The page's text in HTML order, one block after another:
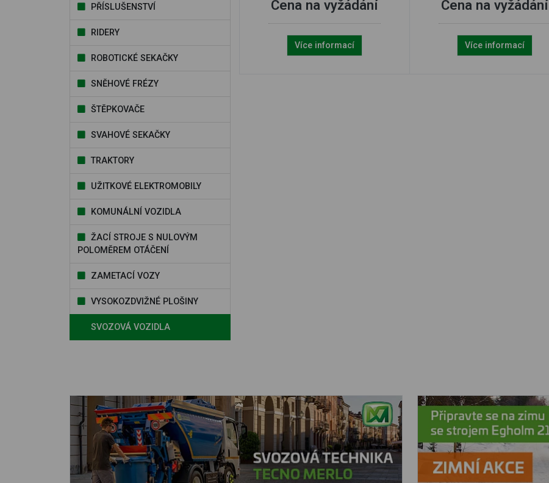
PŘÍSLUŠENSTVÍ
RIDERY
ROBOTICKÉ SEKAČKY
SNĚHOVÉ FRÉZY
ŠTĚPKOVAČE
SVAHOVÉ SEKAČKY
TRAKTORY
UŽITKOVÉ ELEKTROMOBILY
KOMUNÁLNÍ VOZIDLA
ŽACÍ STROJE S NULOVÝM
POLOMĚREM OTÁČENÍ
ZAMETACÍ VOZY
VYSOKOZDVIŽNÉ PLOŠINY
SVOZOVÁ VOZIDLA
Cena na vyžádání
Více informací
Cena na vyžádání
Více informací